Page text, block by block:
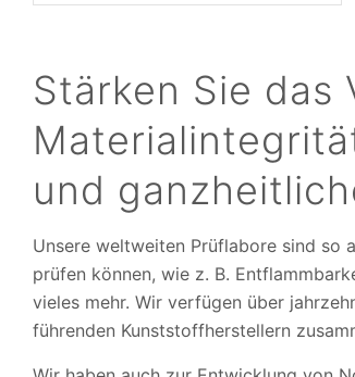
Stärken Sie das
und
Unsere weltweiten Prüflabore sind so
prüfen können, wie z. B.
vieles mehr. Wir verfügen über
führenden Kunststoffherstellern